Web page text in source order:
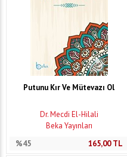
Putunu Kır Ve Mütevazı Ol
Dr. Mecdi El-Hilali
Beka Yayınları
%45
165,00TL